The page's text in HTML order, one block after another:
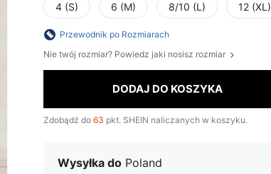
4 (S) 6 (M) 8/10 (L) 12 (XL)
Przewodnik po Rozmiarach
Nie twój rozmiar? Powiedz jaki nosisz rozmiar
DODAJ DO KOSZYKA
Zdobądź do 63 pkt. SHEIN naliczanych w koszyku.
Wysyłka do Poland